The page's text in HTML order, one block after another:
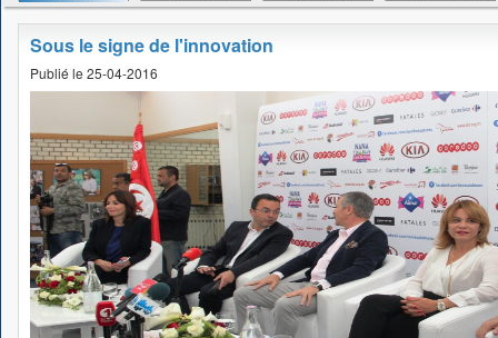
Sous le signe de l'innovation
Publié le 25-04-2016